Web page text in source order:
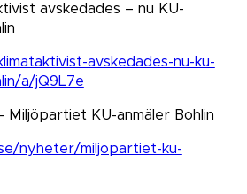
avskedades – nu KU-
avskedades-nu-ku-
a/jQ9L7e
Miljöpartiet KU-anmäler Bohlin​​​​​​​​​​​​​​​​​​​​​​​​​​​​
nyheter/miljopartiet-ku-